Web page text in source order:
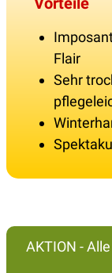
Flair
Sehr
AKTION -